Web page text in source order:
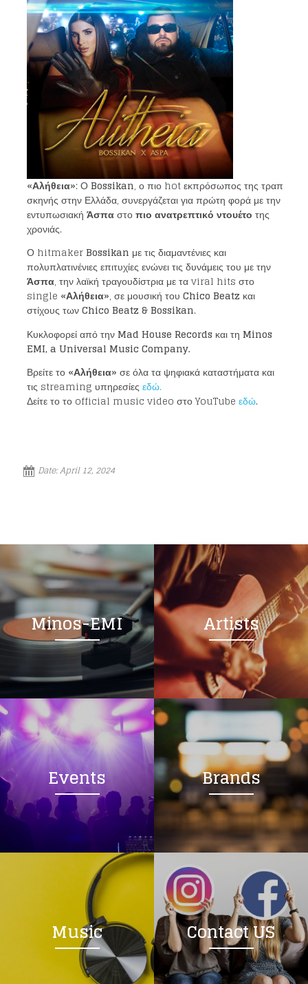
«Αλήθεια»: Ο Bossikan, ο πιο hot εκπρόσωπος της τραπ
σκηνής στην Ελλάδα, συνεργάζεται για πρώτη φορά με την
εντυπωσιακή Άσπαστοπιο ανατρεπτικό ντουέτο της
χρονιάς.
Ο hitmaker Bossikan με τις διαμαντένιες και
πολυπλατινένιες επιτυχίες ενώνει τις δυνάμεις του με την
Άσπα, την λαϊκή τραγουδίστρια με τα viral hits στο
single «Αλήθεια», σε μουσική του Chico Beatz και
στίχους τωνChico Beatz & Bossikan.
Κυκλοφορεί από την Mad House Records και τη Minos
EMI, a Universal Music Company.
Βρείτε το«Αλήθεια» σε όλα τα ψηφιακά καταστήματα και
τις streaming υπηρεσίεςεδώ.
Δείτε το το official music video στο YouTube εδώ.
Date:April 12, 2024
Minos-EMI Artists
Events Brands
Music Contact US
Loading your form, please wait...